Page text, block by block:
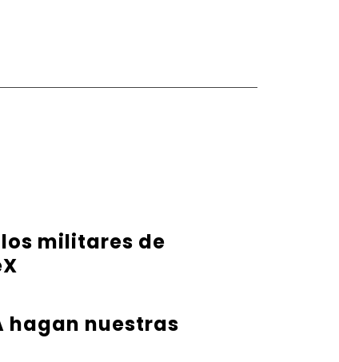
militares de
hagan nuestras